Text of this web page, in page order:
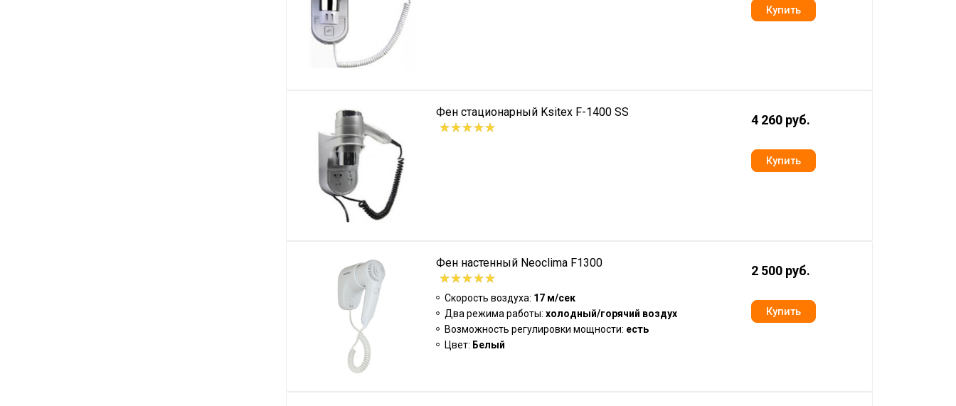
Фен стационарный Ksitex F-1400 SS
4 260 руб.
Фен настенный Neoclima F1300
Скорость воздуха: 17 м/сек
Два режима работы: холодный/горячий воздух
Возможность регулировки мощности: есть
Цвет: Белый
2 500 руб.